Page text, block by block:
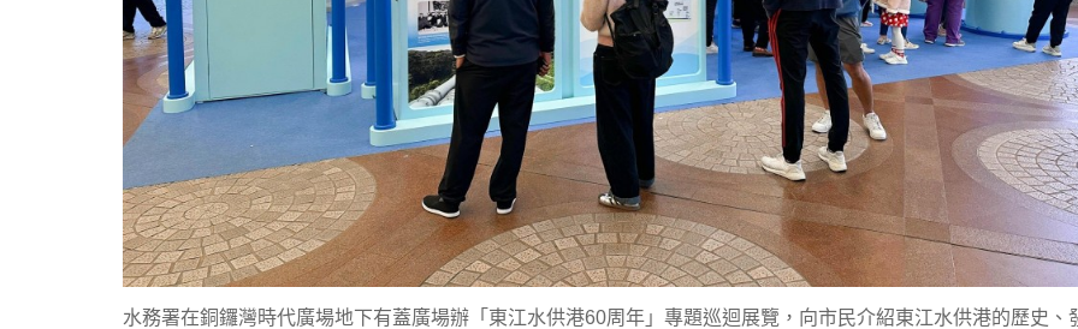
水務署在銅鑼灣時代廣場地下有蓋廣場辦「東江水供港60周年」專題巡迴展覽，向市民介紹東江水供港的歷史、